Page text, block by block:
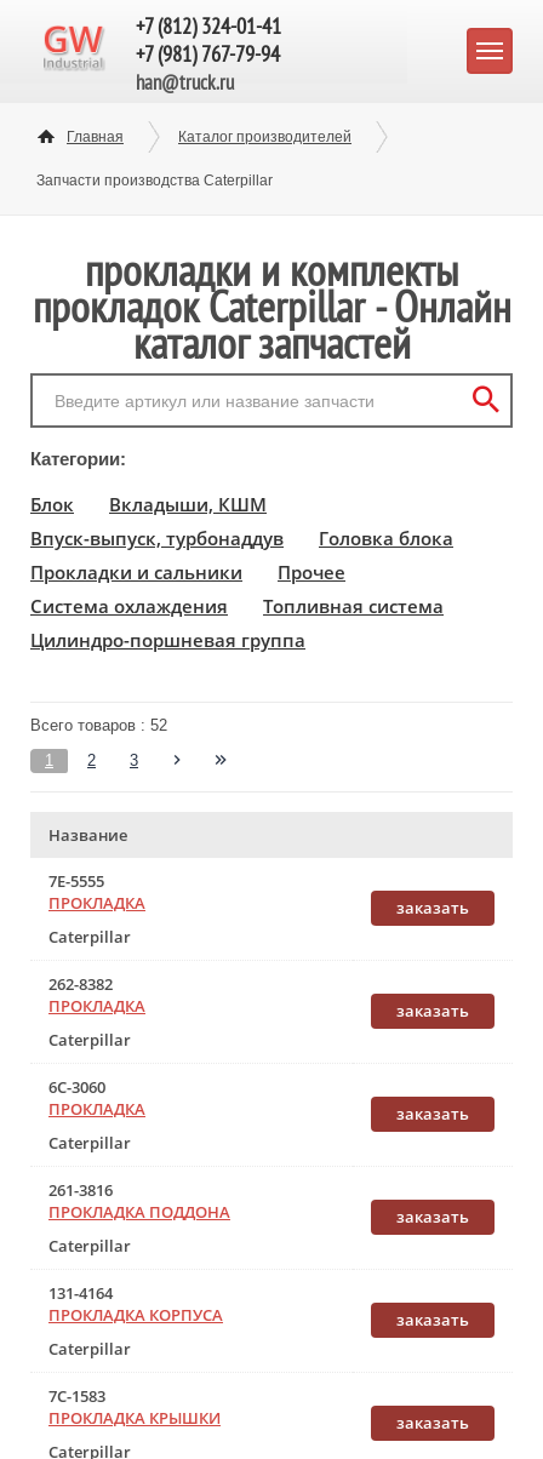
+7 (812) 324-01-41
+7 (981) 767-79-94
han@truck.ru
Главная Каталог производителей
Запчасти производства Caterpillar
прокладки и комплекты
прокладок Caterpillar - Онлайн
каталог запчастей
Категории:
Блок
Вкладыши, КШМ
Впуск-выпуск, турбонаддув
Головка блока
Прокладки и сальники
Прочее
Система охлаждения
Топливная система
Цилиндро-поршневая группа
Всего товаров : 52
1
2 3
Название
7E-5555
ПРОКЛАДКА
Caterpillar
заказать
262-8382
ПРОКЛАДКА
Caterpillar
заказать
6C-3060
ПРОКЛАДКА
Caterpillar
заказать
261-3816
ПРОКЛАДКА ПОДДОНА
Caterpillar
заказать
131-4164
ПРОКЛАДКА КОРПУСА
Caterpillar
заказать
7C-1583
ПРОКЛАДКА КРЫШКИ
Caterpillar
заказать